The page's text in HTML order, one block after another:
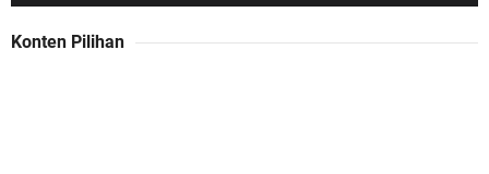
Konten Pilihan